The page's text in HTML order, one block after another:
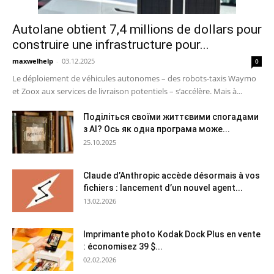
Autolane obtient 7,4 millions de dollars pour
construire une infrastructure pour...
maxwelhelp - 03.12.2025 0
Le déploiement de véhicules autonomes – des robots-taxis Waymo
et Zoox aux services de livraison potentiels – s’accélère. Mais à...
Поділіться своїми життєвими спогадами
з AI? Ось як одна програма може...
25.10.2025
Claude d’Anthropic accède désormais à vos
fichiers : lancement d’un nouvel agent...
13.02.2026
Imprimante photo Kodak Dock Plus en vente
: économisez 39 $...
02.02.2026